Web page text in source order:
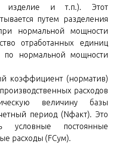
изделие и т.п.). Этот
путем разделения
нормальной мощности
отработанных единиц
по нормальной мощности
коэффициент (норматив)
расходов
величину базы
период (Nфакт). Это
условные постоянные
расходы (FCум).